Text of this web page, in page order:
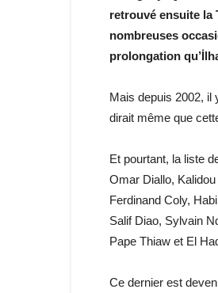
retrouvé ensuite la
nombreuses
prolongation
Mais depuis 2002, il
dirait même que
Et pourtant, la liste
Omar Diallo,
Ferdinand Coly,
Salif Diao, Sylvain
Pape Thiaw et El
Ce dernier est